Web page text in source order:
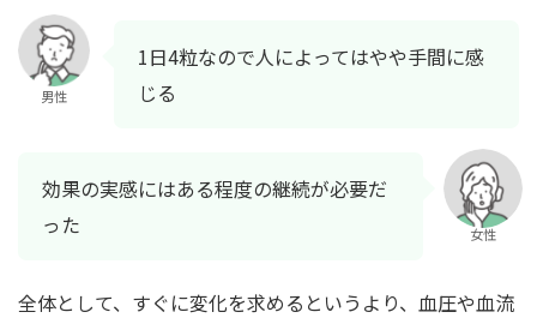
男性
1日4粒なので人によってはやや手間に感
じる
効果の実感にはある程度の継続が必要だ
った
女性
全体として、すぐに変化を求めるというより、血圧や血流